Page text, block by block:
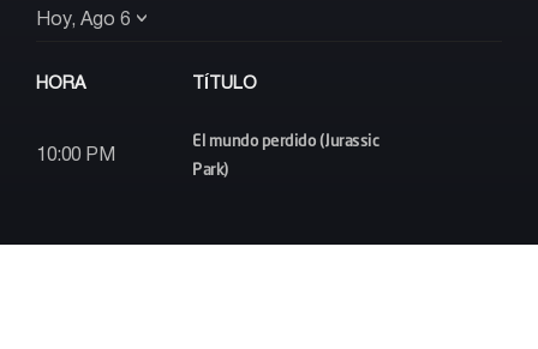
Hoy, Ago 6
HORA TÍTULO
10:00 PM
El mundo perdido (Jurassic
Park)